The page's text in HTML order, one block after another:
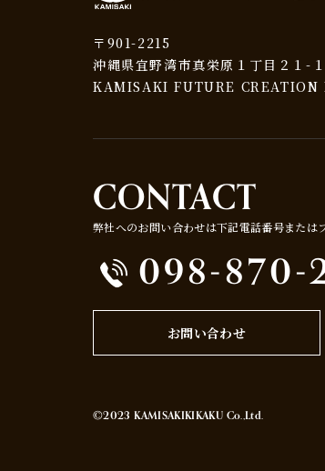
〒901-2215
沖縄県宜野湾市真栄原１丁目２１-１
KAMISAKI FUTURE CREATION
CONTACT
弊社へのお問い合わせは下記電話番号または
098-870-
お問い合わせ
©2023 KAMISAKIKIKAKU Co.,Ltd.